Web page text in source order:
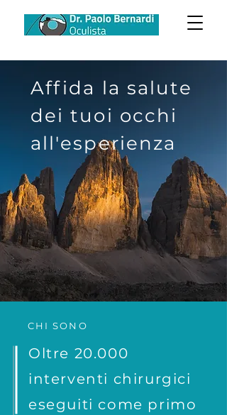
Affida la salute
dei tuoi occhi
all'esperienza
CHI SONO
Oltre 20.000
interventi chirurgici
eseguiti come primo